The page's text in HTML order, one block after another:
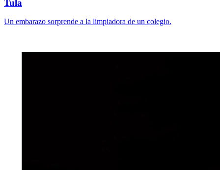
Tula
Un embarazo sorprende a la limpiadora de un colegio.